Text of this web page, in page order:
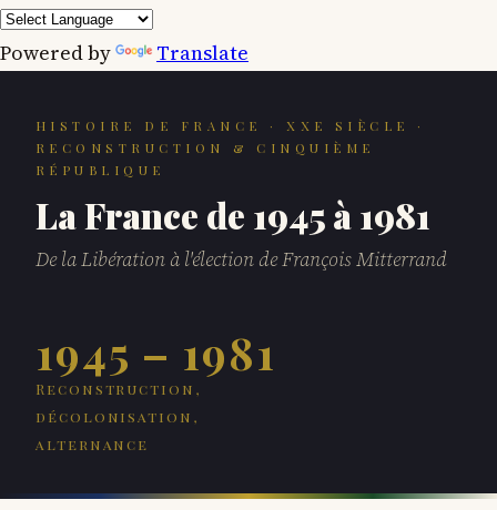
Powered by Translate
HISTOIRE DE FRANCE · XXE SIÈCLE ·
RECONSTRUCTION & CINQUIÈME
RÉPUBLIQUE
La France de 1945 à 1981
De la Libération à l'élection de François Mitterrand
1945 – 1981
Reconstruction,
décolonisation,
alternance